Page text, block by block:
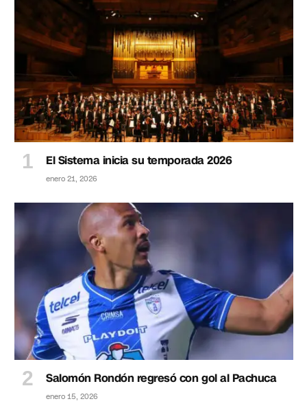
El Sistema inicia su temporada 2026
enero 21, 2026
Salomón Rondón regresó con gol al Pachuca
enero 15, 2026